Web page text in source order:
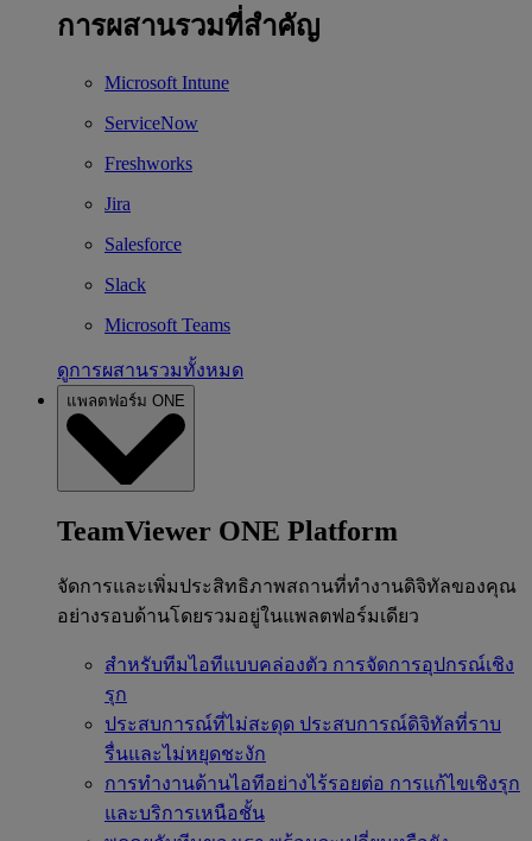
การผสานรวมที่สำคัญ
Microsoft Intune
ServiceNow
Freshworks
Jira
Salesforce
Slack
Microsoft Teams
ดูการผสานรวมทั้งหมด
แพลตฟอร์ม ONE
TeamViewer ONE Platform
จัดการและเพิ่มประสิทธิภาพสถานที่ทำงานดิจิทัลของคุณ
อย่างรอบด้านโดยรวมอยู่ในแพลตฟอร์มเดียว
สำหรับทีมไอทีแบบคล่องตัว การจัดการอุปกรณ์เชิง
รุก
ประสบการณ์ที่ไม่สะดุด ประสบการณ์ดิจิทัลที่ราบ
รื่นและไม่หยุดชะงัก
การทำงานด้านไอทีอย่างไร้รอยต่อ การแก้ไขเชิงรุก
และบริการเหนือชั้น